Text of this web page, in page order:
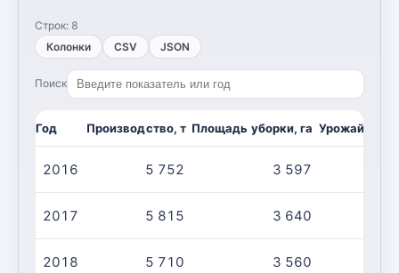
Строк: 8
Колонки
CSV JSON
Поиск
Год Производство, т Площадь уборки, га
2016 5 752 3 597
2017 5 815 3 640
2018 5 710 3 560